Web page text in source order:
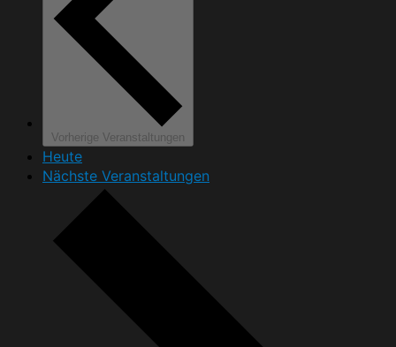
Vorherige Veranstaltungen
Heute
Nächste Veranstaltungen